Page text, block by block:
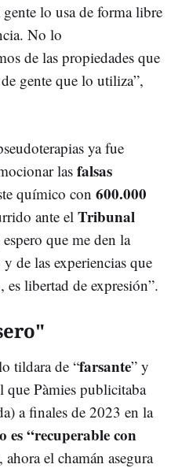
lo usa de forma libre
No lo
de las propiedades que
de gente que lo utiliza”,
ya fue
las falsas
químico con 600.000
ante el Tribunal
que me den la
de las experiencias que
libertad de expresión”.
tildara de “farsante” y
que Pàmies publicitaba
a finales de 2023 en la
es “recuperable con
el chamán asegura